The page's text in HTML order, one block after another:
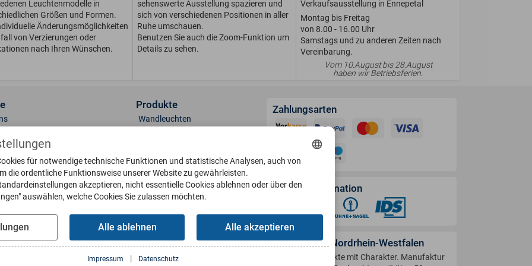
Leuchtenmodelle in
Größen und For­men.
Än­de­rungs­möglichkeiten
von Ver­zie­run­gen oder
nach Ihren Wünschen.
sehenswerte Ausstellung spazieren und
sich von verschiedenen Positionen in aller
Ruhe umschauen.
Benutzen Sie auch die Zoom-Funktion um
Details zu sehen.
Verkaufsausstellung in Ennepetal
Montag bis Freitag
von 8.00 - 16.00 Uhr
Samstags und zu anderen Zeiten nach
Vereinbarung.
Vom 10.August bis 28.August
haben wir Betriebsferien.
& Oberflächen
bestellen
Interaktiv
Produkte
Wandleuchten
Deckenleuchten
Briefkästen
Klingelplatten
Sonnenuhren
Zahlungsarten
Versandinformation
Handwerk in Nordrhein-Westfalen
Produkte mit Charakter. Manufaktur
für notwendige technische Funktionen und statistische Analysen, auch von
die ordentliche Funktionsweise unserer Website zu gewährleisten.
akzeptieren, nicht essentielle Cookies ablehnen oder über den
auswählen, welche Cookies Sie zulassen möchten.
Alle ablehnen Alle akzeptieren
Impressum | Datenschutz